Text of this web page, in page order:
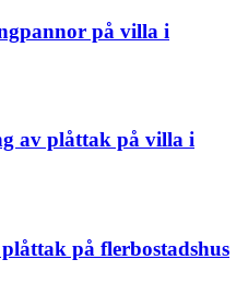
på villa i
av plåttak på villa i
på flerbostadshus